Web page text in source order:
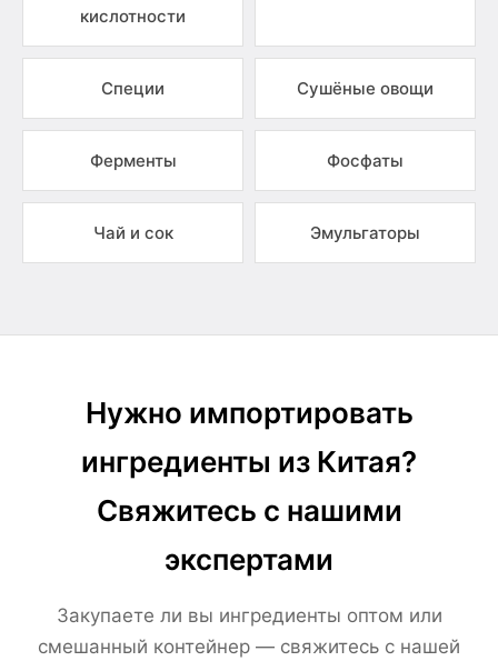
кислотности
Специи Сушёные овощи
Ферменты Фосфаты
Чай и сок Эмульгаторы
Нужно импортировать
ингредиенты из Китая?
Свяжитесь с нашими
экспертами
Закупаете ли вы ингредиенты оптом или
смешанный контейнер — свяжитесь с нашей